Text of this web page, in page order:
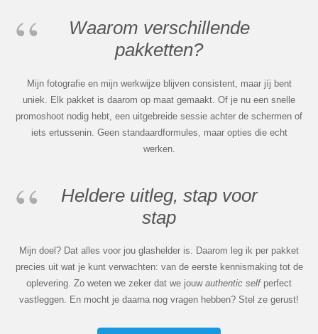
Waarom verschillende
pakketten?
Mijn fotografie en mijn werkwijze blijven consistent, maar jíj bent
uniek. Elk pakket is daarom op maat gemaakt. Of je nu een snelle
promoshoot nodig hebt, een uitgebreide sessie achter de schermen of
iets ertussenin. Geen standaardformules, maar opties die echt
werken.
Heldere uitleg, stap voor
stap
Mijn doel? Dat alles voor jou glashelder is. Daarom leg ik per pakket
precies uit wat je kunt verwachten: van de eerste kennismaking tot de
oplevering. Zo weten we zeker dat we jouw authentic self perfect
vastleggen. En mocht je daarna nog vragen hebben? Stel ze gerust!